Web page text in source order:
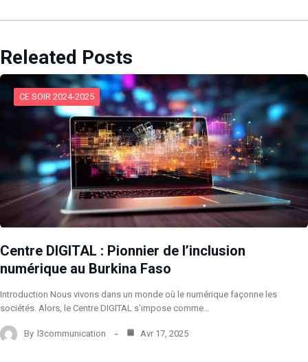
Releated Posts
CE SOIR 2024-2025
Centre DIGITAL : Pionnier de l’inclusion
numérique au Burkina Faso
Introduction Nous vivons dans un monde où le numérique façonne les
sociétés. Alors, le Centre DIGITAL s’impose comme…
By l3communication Avr 17, 2025